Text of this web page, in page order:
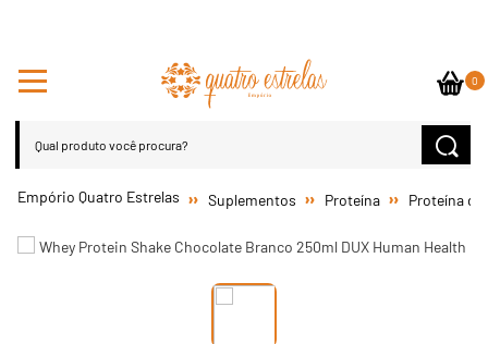
0
Suplementos Proteína Proteína